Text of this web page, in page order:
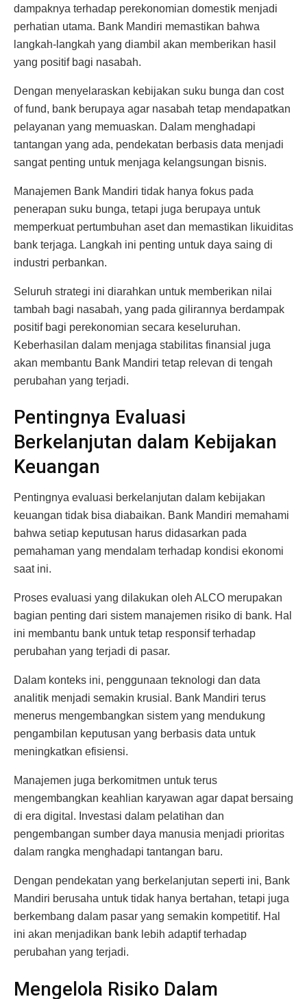
dampaknya terhadap perekonomian domestik menjadi
perhatian utama. Bank Mandiri memastikan bahwa
langkah-langkah yang diambil akan memberikan hasil
yang positif bagi nasabah.
Dengan menyelaraskan kebijakan suku bunga dan cost
of fund, bank berupaya agar nasabah tetap mendapatkan
pelayanan yang memuaskan. Dalam menghadapi
tantangan yang ada, pendekatan berbasis data menjadi
sangat penting untuk menjaga kelangsungan bisnis.
Manajemen Bank Mandiri tidak hanya fokus pada
penerapan suku bunga, tetapi juga berupaya untuk
memperkuat pertumbuhan aset dan memastikan likuiditas
bank terjaga. Langkah ini penting untuk daya saing di
industri perbankan.
Seluruh strategi ini diarahkan untuk memberikan nilai
tambah bagi nasabah, yang pada gilirannya berdampak
positif bagi perekonomian secara keseluruhan.
Keberhasilan dalam menjaga stabilitas finansial juga
akan membantu Bank Mandiri tetap relevan di tengah
perubahan yang terjadi.
Pentingnya Evaluasi
Berkelanjutan dalam Kebijakan
Keuangan
Pentingnya evaluasi berkelanjutan dalam kebijakan
keuangan tidak bisa diabaikan. Bank Mandiri memahami
bahwa setiap keputusan harus didasarkan pada
pemahaman yang mendalam terhadap kondisi ekonomi
saat ini.
Proses evaluasi yang dilakukan oleh ALCO merupakan
bagian penting dari sistem manajemen risiko di bank. Hal
ini membantu bank untuk tetap responsif terhadap
perubahan yang terjadi di pasar.
Dalam konteks ini, penggunaan teknologi dan data
analitik menjadi semakin krusial. Bank Mandiri terus
menerus mengembangkan sistem yang mendukung
pengambilan keputusan yang berbasis data untuk
meningkatkan efisiensi.
Manajemen juga berkomitmen untuk terus
mengembangkan keahlian karyawan agar dapat bersaing
di era digital. Investasi dalam pelatihan dan
pengembangan sumber daya manusia menjadi prioritas
dalam rangka menghadapi tantangan baru.
Dengan pendekatan yang berkelanjutan seperti ini, Bank
Mandiri berusaha untuk tidak hanya bertahan, tetapi juga
berkembang dalam pasar yang semakin kompetitif. Hal
ini akan menjadikan bank lebih adaptif terhadap
perubahan yang terjadi.
Mengelola Risiko Dalam